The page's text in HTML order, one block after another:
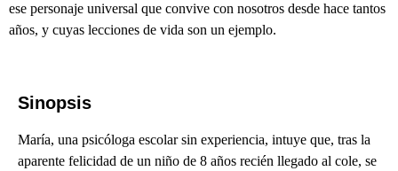
ese personaje universal que convive con nosotros desde hace tantos
años, y cuyas lecciones de vida son un ejemplo.
Sinopsis
María, una psicóloga escolar sin experiencia, intuye que, tras la
aparente felicidad de un niño de 8 años recién llegado al cole, se